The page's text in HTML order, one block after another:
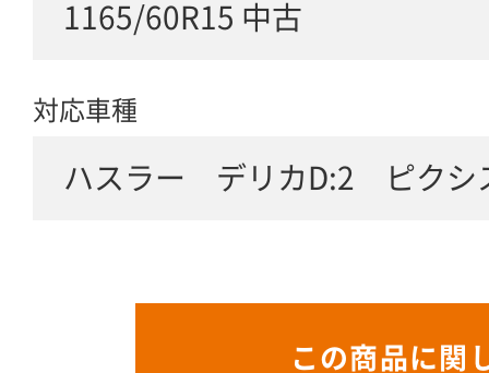
1165/60R15 中古
対応車種
ハスラー デリカD:2 ピク
この商品に関